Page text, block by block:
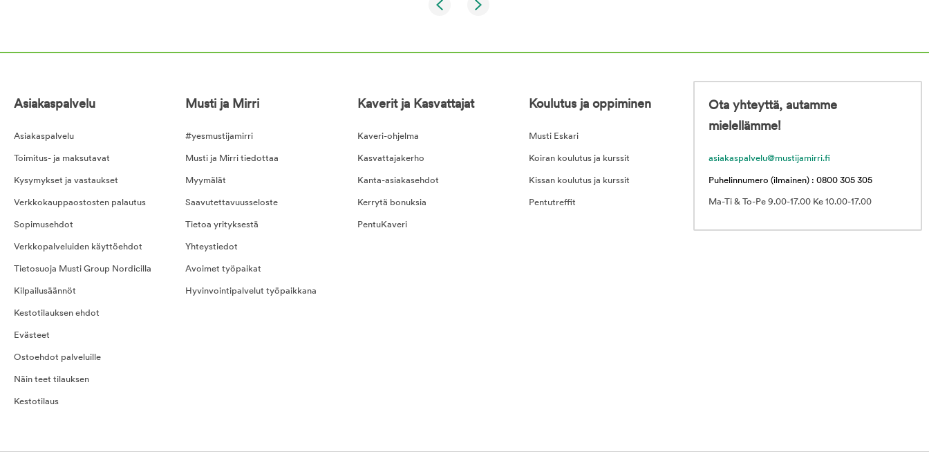
Asiakaspalvelu
Asiakaspalvelu
Toimitus- ja maksutavat
Kysymykset ja vastaukset
Verkkokauppaostosten palautus
Sopimusehdot
Verkkopalveluiden käyttöehdot
Tietosuoja Musti Group Nordicilla
Kilpailusäännöt
Kestotilauksen ehdot
Evästeet
Ostoehdot palveluille
Näin teet tilauksen
Kestotilaus
Musti ja Mirri
#yesmustijamirri
Musti ja Mirri tiedottaa
Myymälät
Saavutettavuusseloste
Tietoa yrityksestä
Yhteystiedot
Avoimet työpaikat
Hyvinvointipalvelut työpaikkana
Kaverit ja Kasvattajat
Kaveri-ohjelma
Kasvattajakerho
Kanta-asiakasehdot
Kerrytä bonuksia
PentuKaveri
Koulutus ja oppiminen
Musti Eskari
Koiran koulutus ja kurssit
Kissan koulutus ja kurssit
Pentutreffit
Ota yhteyttä, autamme
mielellämme!
asiakaspalvelu@mustijamirri.fi
Puhelinnumero (ilmainen) : 0800 305 305
Ma-Ti & To-Pe 9.00-17.00 Ke 10.00-17.00